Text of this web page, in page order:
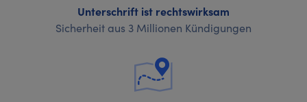
Unterschrift ist rechtswirksam
Sicherheit aus 3 Millionen Kündigungen